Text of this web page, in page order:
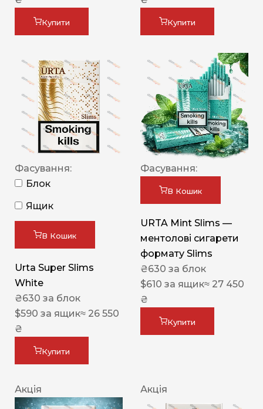
Купити Купити
Фасування:
Блок
Ящик
В Кошик
Urta Super Slims
White
₴630 за блок
$590 за ящик≈ 26 550
₴
Купити
Фасування:
В Кошик
URTA Mint Slims —
ментолові сигарети
формату Slims
₴630 за блок
$610 за ящик≈ 27 450
₴
Купити
Акція Акція